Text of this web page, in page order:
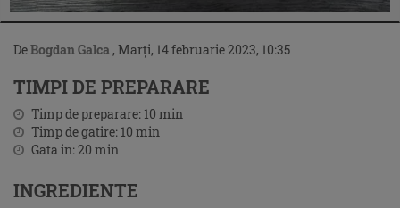
DeBogdan Galca , Marți, 14 februarie 2023, 10:35
TIMPI DE PREPARARE
Timp de preparare: 10 min
Timp de gatire: 10 min
Gata in:20 min
INGREDIENTE